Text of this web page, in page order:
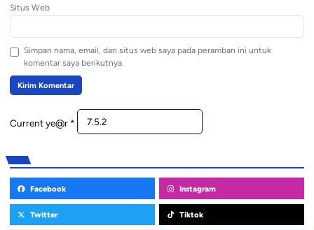
Situs Web
Simpan nama, email, dan situs web saya pada peramban ini untuk
komentar saya berikutnya.
Current ye@r *
Facebook Instagram
Twitter Tiktok